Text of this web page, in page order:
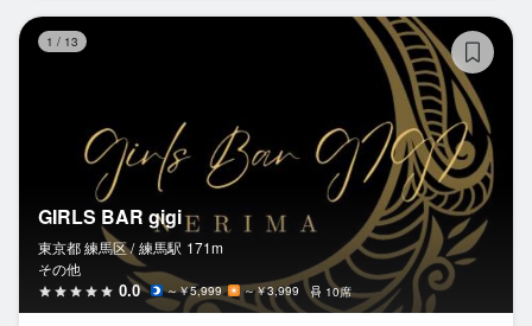
1 / 13
GIRLS BAR gigi
東京都 練馬区 / 練馬駅 171m
その他
0.0 ～￥5,999 ～￥3,999 10席